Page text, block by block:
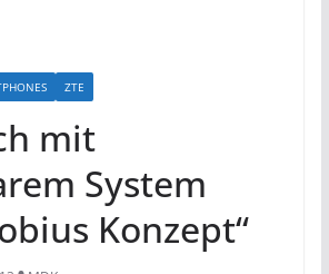
ZTE
mit
System
Konzept“